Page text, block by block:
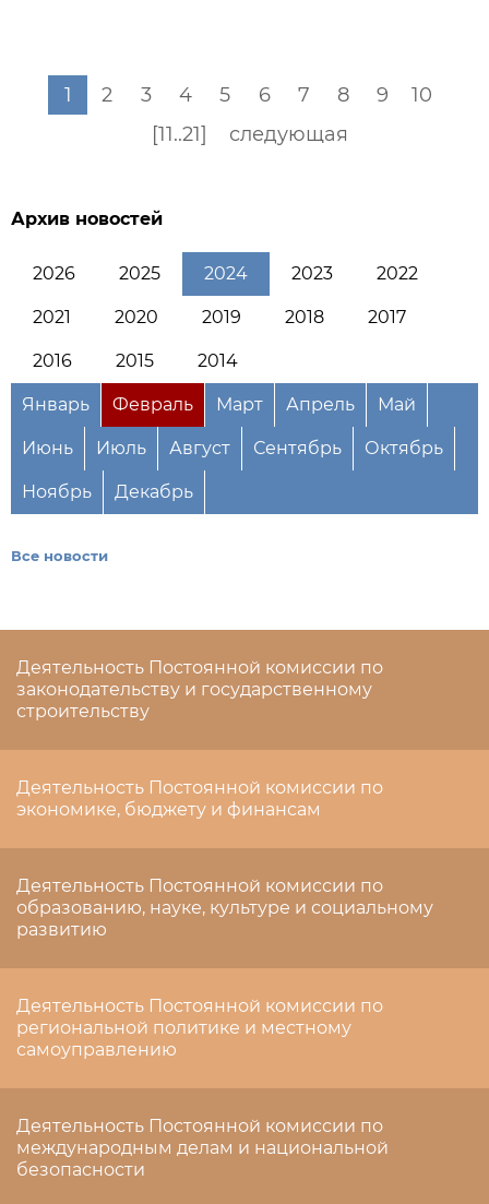
1 2 3 4 5 6 7 8 9
10
[11..21]
следующая
Архив новостей
2026 2025 2024 2023 2022
2021 2020 2019 2018 2017
2016 2015 2014
Январь Февраль Март Апрель Май
Июнь Июль Август Сентябрь Октябрь
Ноябрь Декабрь
Все новости
Деятельность Постоянной комиссии по
законодательству и государственному
строительству
Деятельность Постоянной комиссии по
экономике, бюджету и финансам
Деятельность Постоянной комиссии по
образованию, науке, культуре и социальному
развитию
Деятельность Постоянной комиссии по
региональной политике и местному
самоуправлению
Деятельность Постоянной комиссии по
международным делам и национальной
безопасности